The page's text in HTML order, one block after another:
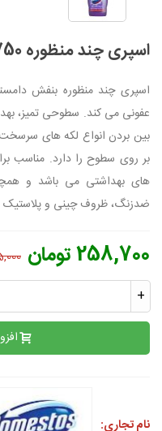
اسپری چند منظوره 750 میل بنفش دامستوس
اسپری چند منظوره بنفش
عفونی می کند. سطوحی تمیز،
بین بردن انواع لکه های سرسخت
بر روی سطوح را دارد. مناسب
های بهداشتی می باشد و
ضدزنگ، ظروف چینی و پلاستیک
258,700 تومان
+
نام تجاری: